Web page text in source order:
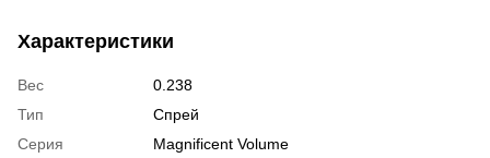
Характеристики
Вес
0.238
Тип
Спрей
Серия
Magnificent Volume